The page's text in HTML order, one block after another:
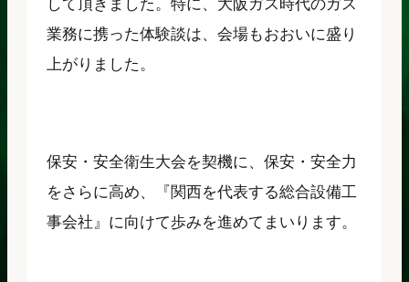
業務に携った体験談は、会場もおおいに盛り
上がりました。
保安・安全衛生大会を契機に、保安・安全力
をさらに高め、『関西を代表する総合設備工
事会社』に向けて歩みを進めてまいります。